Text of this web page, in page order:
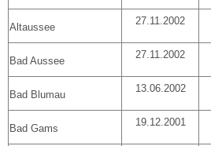
Altaussee
27.11.2002
Bad Aussee
27.11.2002
Bad Blumau
13.06.2002
Bad Gams
19.12.2001